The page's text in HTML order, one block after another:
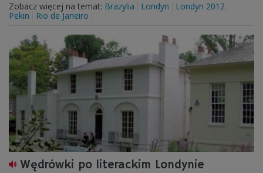
Zobacz więcej na temat: Brazylia Londyn
Londyn 2012
Pekin
Rio de Janeiro
Wędrówki po literackim Londynie